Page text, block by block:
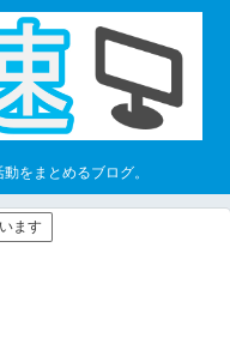
をまとめるブログ。
ます